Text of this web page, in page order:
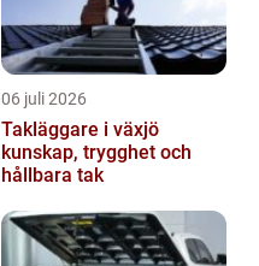
06 juli 2026
Takläggare i växjö
kunskap, trygghet och
hållbara tak